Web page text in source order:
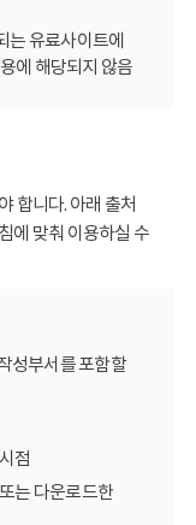
는 유료사이트에
에 해당되지 않음
합니다. 아래 출처
에 맞춰 이용하실 수
성부서를 포함할
점
는 다운로드한